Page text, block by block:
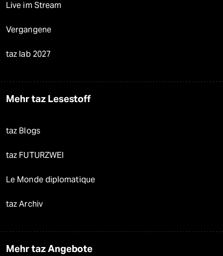
Live im Stream
Vergangene
taz lab 2027
Mehr taz Lesestoff
taz Blogs
taz FUTURZWEI
Le Monde diplomatique
taz Archiv
Mehr taz Angebote